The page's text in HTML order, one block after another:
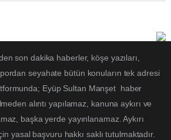
son dakika haberler, köşe yazıları,
seyahate bütün konuların tek adresi
Eyüp Sultan Manşet haber
alıntı yapılamaz, kanuna aykırı ve
başka yerde yayınlanamaz. Aykırı
yasal başvuru hakkı saklı tutulmaktadır.